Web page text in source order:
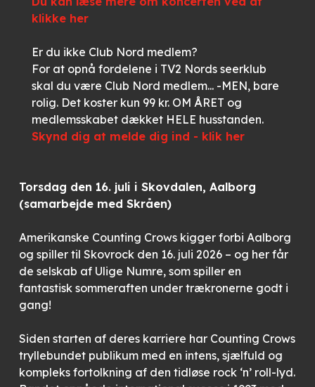
klikke her
Er du ikke Club Nord medlem?
For at opnå fordelene i TV2 Nords seerklub
skal du være Club Nord medlem... -MEN, bare
rolig. Det koster kun 99 kr. OM ÅRET og
medlemsskabet dækket HELE husstanden.
Skynd dig at melde dig ind - klik her
Torsdag den 16. juli i Skovdalen, Aalborg
(samarbejde med Skråen)
Amerikanske Counting Crows kigger forbi Aalborg
og spiller til Skovrock den 16. juli 2026 – og her får
de selskab af Ulige Numre, som spiller en
fantastisk sommeraften under trækronerne godt i
gang!
Siden starten af ​​deres karriere har Counting Crows
tryllebundet publikum med en intens, sjælfuld og
kompleks fortolkning af den tidløse rock ‘n’ roll-lyd.